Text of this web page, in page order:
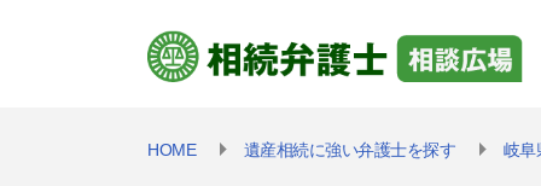
HOME 遺産相続に強い弁護士を探す 岐阜